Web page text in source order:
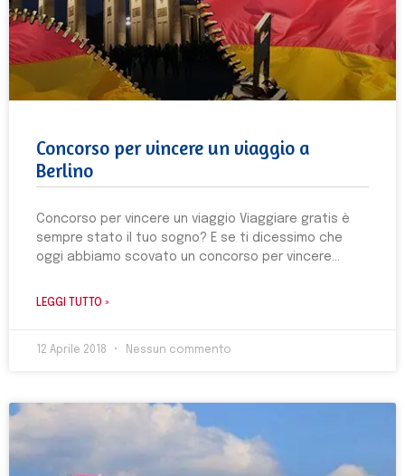
Concorso per vincere un viaggio a
Berlino
Concorso per vincere un viaggio Viaggiare gratis è
sempre stato il tuo sogno? E se ti dicessimo che
oggi abbiamo scovato un concorso per vincere
LEGGI TUTTO »
12 Aprile 2018 Nessun commento